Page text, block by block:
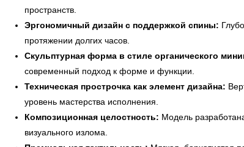
пространств.
Эргономичный дизайн с поддержкой спины:
протяжении долгих часов.
Скульптурная форма в стиле органического
современный подход к форме и функции.
Техническая прострочка как элемент дизайна:
уровень мастерства исполнения.
Композиционная целостность: Модель
визуального излома.